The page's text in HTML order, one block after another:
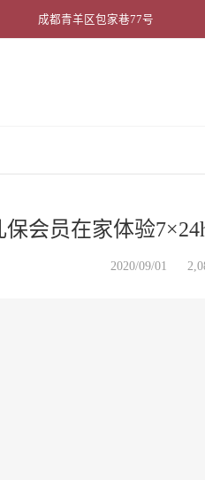
成都青羊区包家巷77号
会员在家体验
2020/09/01